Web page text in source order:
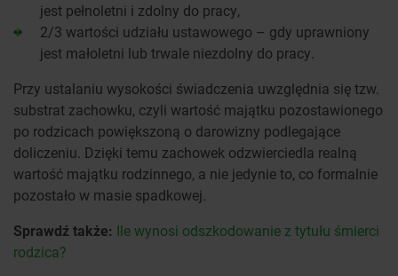
jest pełnoletni i zdolny do pracy,
2/3 wartości udziału ustawowego – gdy uprawniony
jest małoletni lub trwale niezdolny do pracy.
Przy ustalaniu wysokości świadczenia uwzględnia się tzw.
substrat zachowku, czyli wartość majątku pozostawionego
po rodzicach powiększoną o darowizny podlegające
doliczeniu. Dzięki temu zachowek odzwierciedla realną
wartość majątku rodzinnego, a nie jedynie to, co formalnie
pozostało w masie spadkowej.
Sprawdź także: Ile wynosi odszkodowanie z tytułu śmierci
rodzica?